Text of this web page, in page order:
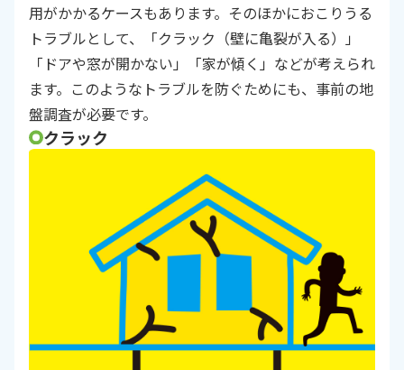
用がかかるケースもあります。そのほかにおこりうる
トラブルとして、「クラック（壁に亀裂が入る）」
「ドアや窓が開かない」「家が傾く」などが考えられ
ます。このようなトラブルを防ぐためにも、事前の地
盤調査が必要です。
クラック